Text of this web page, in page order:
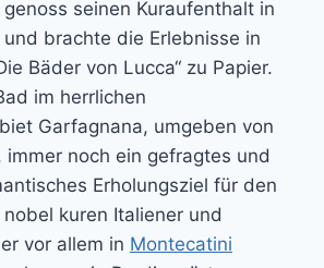
seinen Kuraufenthalt in
brachte die Erlebnisse in
Bäder von Lucca“ zu Papier.
im herrlichen
Garfagnana, umgeben von
immer noch ein gefragtes und
Erholungsziel für den
kuren Italiener und
vor allem in Montecatini